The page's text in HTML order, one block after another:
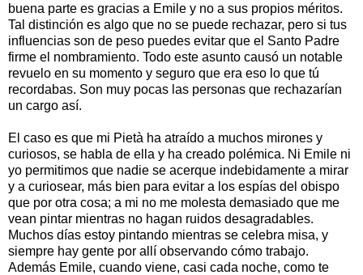
buena parte es gracias a Emile y no a sus propios méritos.
Tal distinción es algo que no se puede rechazar, pero si tus
influencias son de peso puedes evitar que el Santo Padre
firme el nombramiento. Todo este asunto causó un notable
revuelo en su momento y seguro que era eso lo que tú
recordabas. Son muy pocas las personas que rechazarían
un cargo así.
El caso es que mi Pietà ha atraído a muchos mirones y
curiosos, se habla de ella y ha creado polémica. Ni Emile ni
yo permitimos que nadie se acerque indebidamente a mirar
y a curiosear, más bien para evitar a los espías del obispo
que por otra cosa; a mi no me molesta demasiado que me
vean pintar mientras no hagan ruidos desagradables.
Muchos días estoy pintando mientras se celebra misa, y
siempre hay gente por allí observando cómo trabajo.
Además Emile, cuando viene, casi cada noche, como te